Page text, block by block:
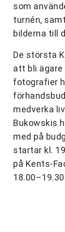
som
turnén, samt
bilderna till
De största
att bli
fotografier
medverka
Bukowskis
med på
startar kl.
på Kents-